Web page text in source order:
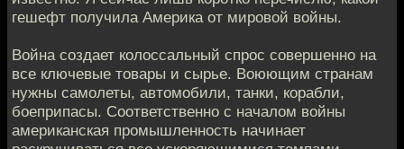
гешефт получила Америка от мировой войны.
Война создает колоссальный спрос совершенно на
все ключевые товары и сырье. Воюющим странам
нужны самолеты, автомобили, танки, корабли,
боеприпасы. Соответственно с началом войны
американская промышленность начинает